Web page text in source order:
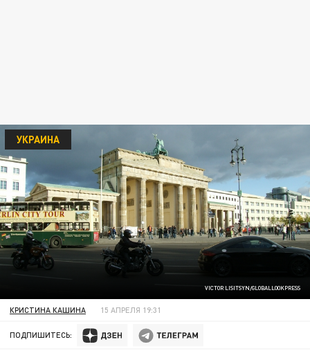
VICTOR LISITSYN/GLOBALLOOKPRESS
УКРАИНА
КРИСТИНА КАШИНА 15 АПРЕЛЯ 19:31
ПОДПИШИТЕСЬ: